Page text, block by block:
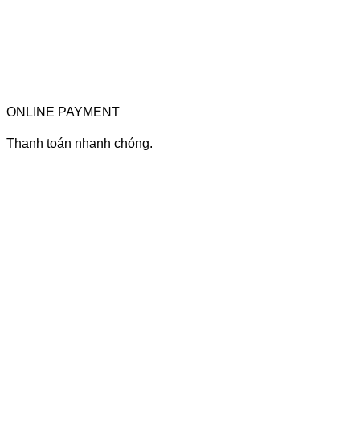
ONLINE PAYMENT
Thanh toán nhanh chóng.